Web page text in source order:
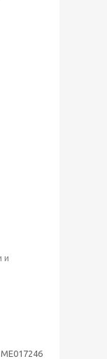
и
ME017246